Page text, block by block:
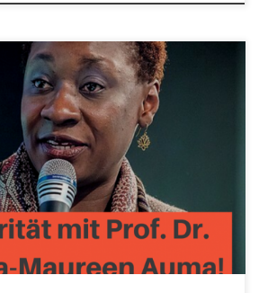
ist Professorin für Kindheit und Differenz
Hochschule Magdeburg-Stendal und
an der Humboldt Universität zu
kritisierte in einem Interview mit dem
Rassismus und Sexismus an
Daraufhin wurde sie nach einem
Media-Post der AfD-Landtagsfraktion […]